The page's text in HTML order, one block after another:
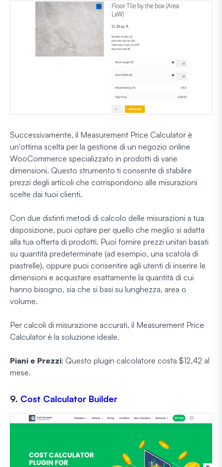
Successivamente, il Measurement Price Calculator è
un'ottima scelta per la gestione di un negozio online
WooCommerce specializzato in prodotti di varie
dimensioni. Questo strumento ti consente di stabilire
prezzi degli articoli che corrispondono alle misurazioni
scelte dai tuoi clienti.
Con due distinti metodi di calcolo delle misurazioni a tua
disposizione, puoi optare per quello che meglio si adatta
alla tua offerta di prodotti. Puoi fornire prezzi unitari basati
su quantità predeterminate (ad esempio, una scatola di
piastrelle), oppure puoi consentire agli utenti di inserire le
dimensioni e acquistare esattamente la quantità di cui
hanno bisogno, sia che si basi su lunghezza, area o
volume.
Per calcoli di misurazione accurati, il Measurement Price
Calculator è la soluzione ideale.
Piani e Prezzi: Questo plugin calcolatore costa $12,42 al
mese.
9. Cost Calculator Builder